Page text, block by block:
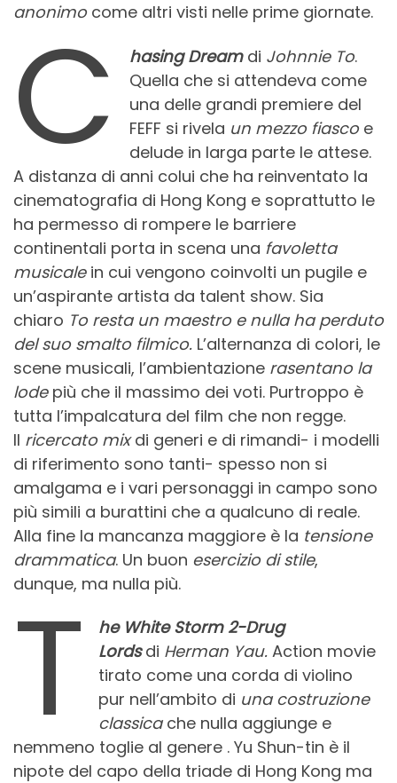
anonimocome altri visti nelle prime giornate.
C hasing Dreamdi Johnnie To.
Quella che si attendeva come
una delle grandi premiere del
FEFF si rivela un mezzo fiasco e
delude in larga parte le attese.
A distanza di anni colui che ha reinventato la
cinematografia di Hong Kong e soprattutto le
ha permesso di rompere le barriere
continentali porta in scena una favoletta
musicale in cui vengono coinvolti un pugile e
un’aspirante artista da talent show. Sia
chiaro To resta un maestro e nulla ha perduto
del suo smalto filmico. L’alternanza di colori, le
scene musicali, l’ambientazione rasentano la
lode più che il massimo dei voti. Purtroppo è
tutta l’impalcatura del film che non regge.
Il ricercato mixdi generi e di rimandi- i modelli
di riferimento sono tanti- spesso non si
amalgama e i vari personaggi in campo sono
più simili a burattini che a qualcuno di reale.
Alla fine la mancanza maggiore è la tensione
drammatica. Un buon esercizio di stile,
dunque, ma nulla più.
T
he White Storm 2-Drug
Lordsdi Herman Yau. Action movie
tirato come una corda di violino
pur nell’ambito di una costruzione
classicache nulla aggiunge e
nemmeno toglie al genere . Yu Shun-tin è il
nipote del capo della triade di Hong Kong ma